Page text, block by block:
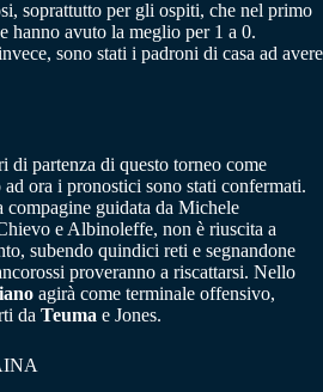
soprattutto per gli ospiti, che nel primo
hanno avuto la meglio per 1 a 0.
sono stati i padroni di casa ad avere
di partenza di questo torneo come
ora i pronostici sono stati confermati.
compagine guidata da Michele
e Albinoleffe, non è riuscita a
subendo quindici reti e segnandone
proveranno a riscattarsi. Nello
agirà come terminale offensivo,
da Teuma e Jones.